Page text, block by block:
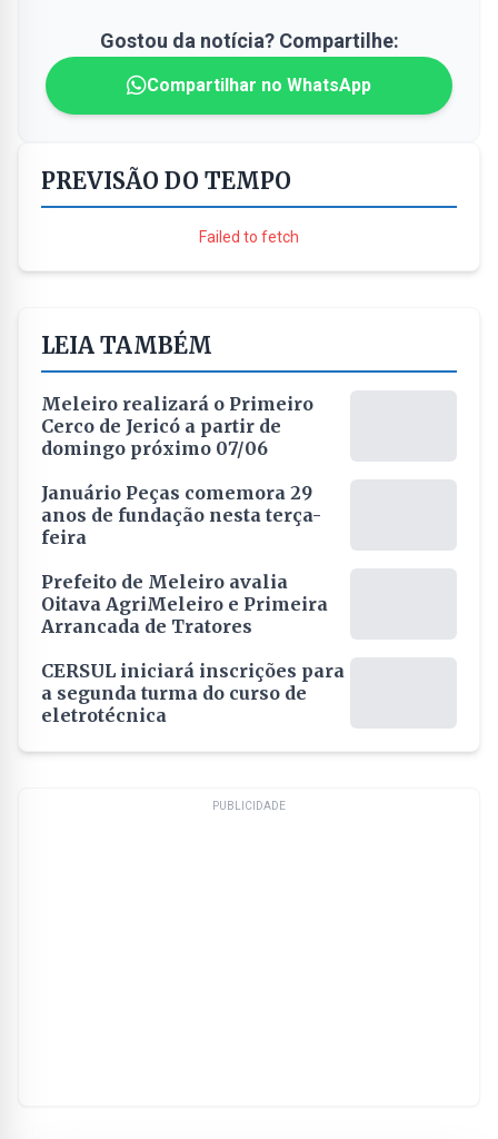
Gostou da notícia? Compartilhe:
Compartilhar no WhatsApp
PREVISÃO DO TEMPO
Failed to fetch
LEIA TAMBÉM
Meleiro realizará o Primeiro
Cerco de Jericó a partir de
domingo próximo 07/06
Januário Peças comemora 29
anos de fundação nesta terça-
feira
Prefeito de Meleiro avalia
Oitava AgriMeleiro e Primeira
Arrancada de Tratores
CERSUL iniciará inscrições para
a segunda turma do curso de
eletrotécnica
PUBLICIDADE